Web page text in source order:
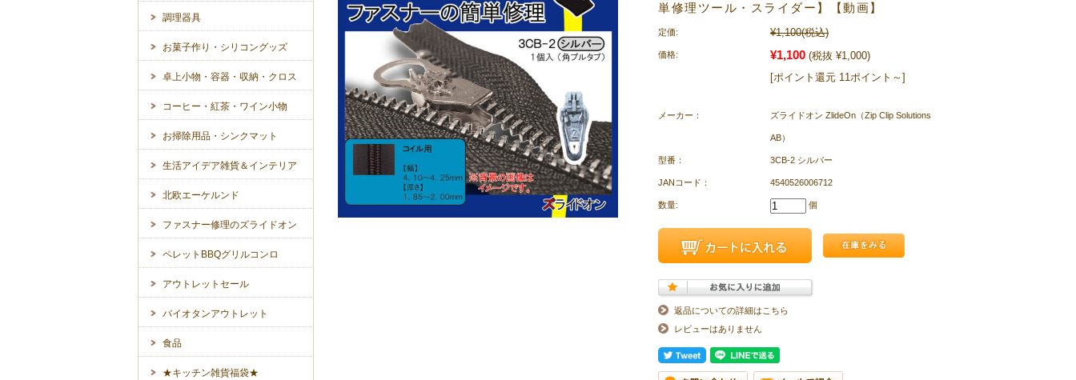
単修理ツール・スライダー】【動画】
定価: ¥1,100(税込)
価格: ¥1,100 (税抜 ¥1,000)
[ポイント還元 11ポイント～]
メーカー： ズライドオン ZlideOn（Zip Clip Solutions
AB）
型番： 3CB-2 シルバー
JANコード： 4540526006712
数量: 個
返品についての詳細はこちら
レビューはありません
調理器具
お菓子作り・シリコングッズ
卓上小物・容器・収納・クロス
コーヒー・紅茶・ワイン小物
お掃除用品・シンクマット
生活アイデア雑貨＆インテリア
北欧エーケルンド
ファスナー修理のズライドオン
ペレットBBQグリルコンロ
アウトレットセール
バイオタンアウトレット
食品
★キッチン雑貨福袋★